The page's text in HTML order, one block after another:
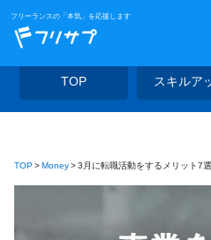
フリーランスの「本気」を応援します
TOP スキルア
TOP Money 3月に転職活動をするメリット7選